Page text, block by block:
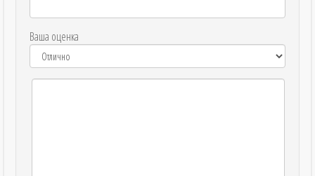
Ваша оценка